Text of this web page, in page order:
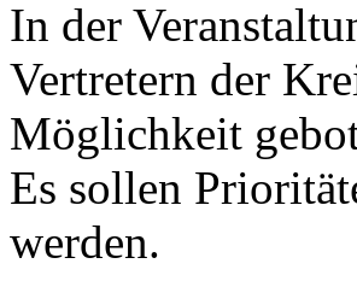
In der
Vertretern der
Möglichkeit
Es sollen
werden.